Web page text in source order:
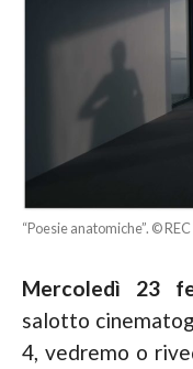
“Poesie anatomiche”. ©
Mercoledì 23
salotto
4, vedremo o